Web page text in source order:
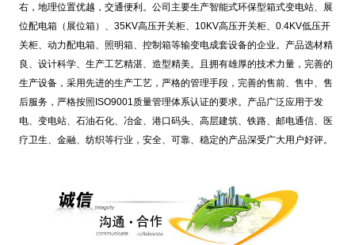
右，地理位置优越，交通便利。公司主要生产智能式环保型箱式变电站、展
位配电箱（展位箱）、35KV高压开关柜、10KV高压开关柜、0.4KV低压开
关柜、动力配电箱、照明箱、控制箱等输变电成套设备的企业。产品选材精
良、设计科学、生产工艺精湛、造型精美。且拥有雄厚的技术力量，完善的
生产设备，采用先进的生产工艺，严格的管理手段，完善的售前、售中、售
后服务，严格按照ISO9001质量管理体系认证的要求。产品广泛应用于发
电、变电站、石油石化、冶金、港口码头、高层建筑、铁路、邮电通信、医
疗卫生、金融、纺织等行业，安全、可靠、稳定的产品深受广大用户好评。